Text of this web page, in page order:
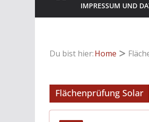
IMPRESSUM UND
Du bist hier:Home
Flächenprüfung Solar